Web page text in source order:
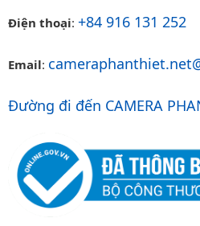
Điện thoại: +84 916 131 252
Email:
Đường đi đến CAMERA